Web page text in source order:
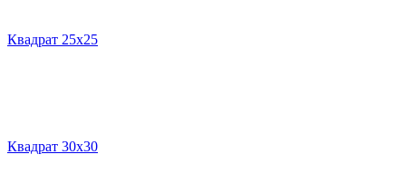
Квадрат 25х25
Квадрат 30х30